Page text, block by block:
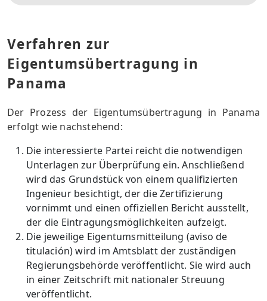
Verfahren zur
Eigentumsübertragung in
Panama
Der Prozess der Eigentumsübertragung in Panama
erfolgt wie nachstehend:
Die interessierte Partei reicht die notwendigen
Unterlagen zur Überprüfung ein. Anschließend
wird das Grundstück von einem qualifizierten
Ingenieur besichtigt, der die Zertifizierung
vornimmt und einen offiziellen Bericht ausstellt,
der die Eintragungsmöglichkeiten aufzeigt.
Die jeweilige Eigentumsmitteilung (aviso de
titulación) wird im Amtsblatt der zuständigen
Regierungsbehörde veröffentlicht. Sie wird auch
in einer Zeitschrift mit nationaler Streuung
veröffentlicht.